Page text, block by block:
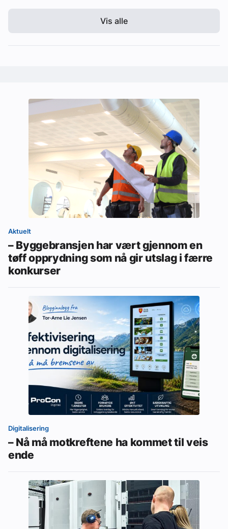
Vis alle
Aktuelt
– Byggebransjen har vært gjennom en
tøff opprydning som nå gir utslag i færre
konkurser
Digitalisering
– Nå må motkreftene ha kommet til veis
ende